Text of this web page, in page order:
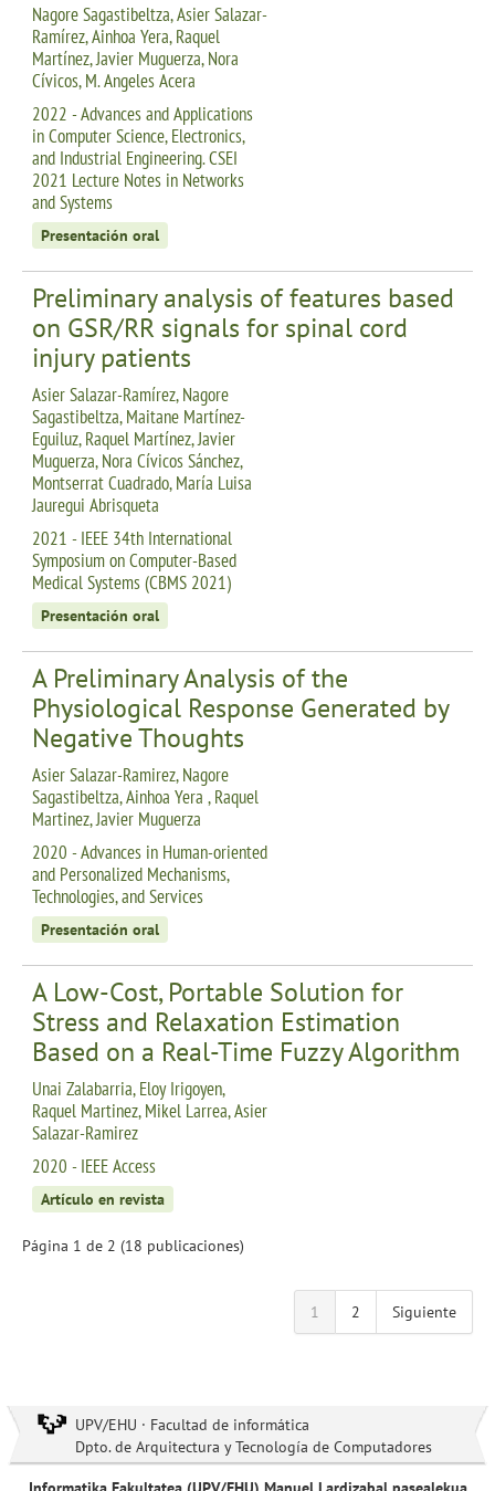
Nagore Sagastibeltza, Asier Salazar-
Ramírez, Ainhoa Yera, Raquel
Martínez, Javier Muguerza, Nora
Cívicos, M. Angeles Acera
2022 - Advances and Applications
in Computer Science, Electronics,
and Industrial Engineering. CSEI
2021 Lecture Notes in Networks
and Systems
Presentación oral
Preliminary analysis of features based
on GSR/RR signals for spinal cord
injury patients
Asier Salazar-Ramírez, Nagore
Sagastibeltza, Maitane Martínez-
Eguiluz, Raquel Martínez, Javier
Muguerza, Nora Cívicos Sánchez,
Montserrat Cuadrado, María Luisa
Jauregui Abrisqueta
2021 - IEEE 34th International
Symposium on Computer-Based
Medical Systems (CBMS 2021)
Presentación oral
A Preliminary Analysis of the
Physiological Response Generated by
Negative Thoughts
Asier Salazar-Ramirez, Nagore
Sagastibeltza, Ainhoa Yera , Raquel
Martinez, Javier Muguerza
2020 - Advances in Human-oriented
and Personalized Mechanisms,
Technologies, and Services
Presentación oral
A Low-Cost, Portable Solution for
Stress and Relaxation Estimation
Based on a Real-Time Fuzzy Algorithm
Unai Zalabarria, Eloy Irigoyen,
Raquel Martinez, Mikel Larrea, Asier
Salazar-Ramirez
2020 - IEEE Access
Artículo en revista
Página 1 de 2 (18 publicaciones)
1 2 Siguiente
UPV/EHU · Facultad de informática
Dpto. de Arquitectura y Tecnología de Computadores